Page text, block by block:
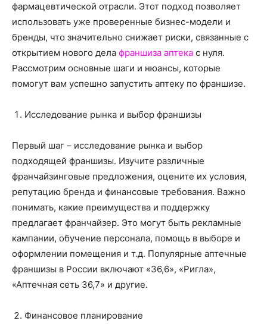
о
фармацевтической отрасли. Этот подход позволяет
использовать уже проверенные бизнес-модели и
бренды, что значительно снижает риски, связанные с
открытием нового дела франшиза аптека с нуля.
Рассмотрим основные шаги и нюансы, которые
помогут вам успешно запустить аптеку по франшизе.
Исследование рынка и выбор франшизы
Первый шаг – исследование рынка и выбор
подходящей франшизы. Изучите различные
франчайзинговые предложения, оцените их условия,
репутацию бренда и финансовые требования. Важно
понимать, какие преимущества и поддержку
предлагает франчайзер. Это могут быть рекламные
кампании, обучение персонала, помощь в выборе и
оформлении помещения и т.д. Популярные аптечные
франшизы в России включают «36,6», «Ригла»,
«Аптечная сеть 36,7» и другие.
Финансовое планирование